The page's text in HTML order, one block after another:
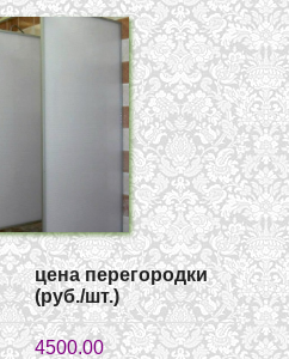
цена перегородки
(руб./шт.)
4500.00